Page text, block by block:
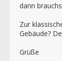
dann
Zur
Gebäude?
Grüße